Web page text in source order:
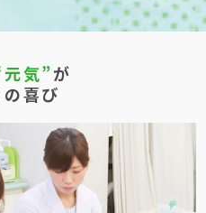
気”が
喜び